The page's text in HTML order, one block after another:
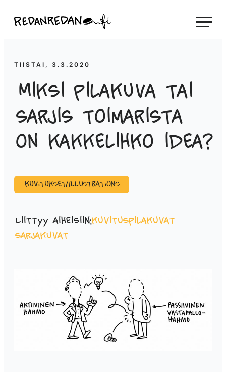
suoraan
Linda Saukko-Rauta, Redanredan Oy
piirrosvideoita
TIISTAI, 3.3.2020
Miksi pilakuva tai
sarjis toimarista
on kakkelihko idea?
Kuvitukset/Illustrations
Liittyy aiheisiin:kuvituspilakuvat
sarjakuvat